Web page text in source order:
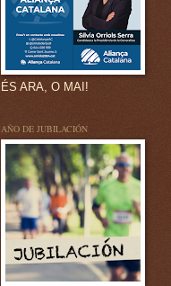
ÉS ARA, O MAI!
AÑO DE JUBILACIÓN